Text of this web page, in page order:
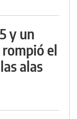
y un
rompió el
alas